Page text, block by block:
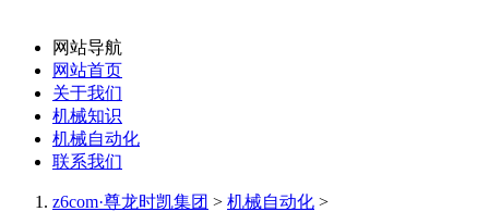
网站导航
网站首页
关于我们
机械知识
机械自动化
联系我们
z6com·尊龙时凯集团 > 机械自动化 >